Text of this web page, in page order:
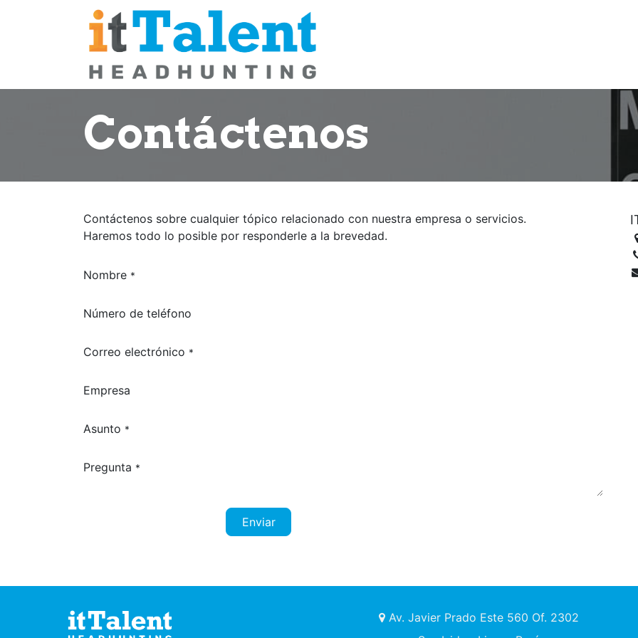
Contáctenos
Contáctenos sobre cualquier tópico relacionado con nuestra empresa o servicios.
Haremos todo lo posible por responderle a la brevedad.
Nombre *
Número de teléfono
Correo electrónico *
Empresa
Asunto *
Pregunta *
Enviar
Av. Javier Prado Este 560 Of. 2302